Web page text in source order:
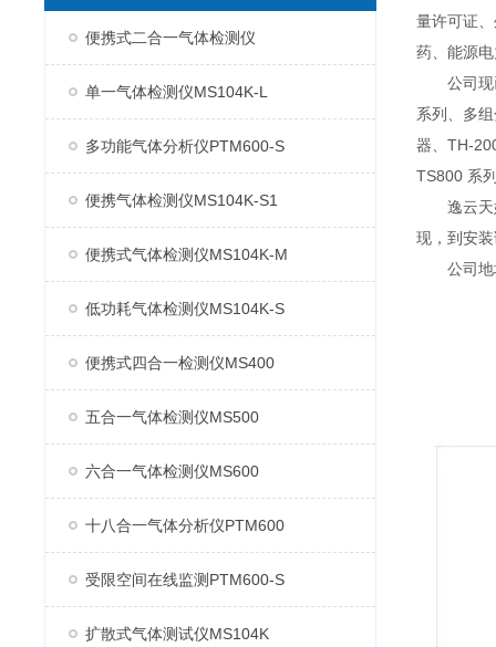
便携式二合一气体检测仪
单一气体检测仪MS104K-L
多功能气体分析仪PTM600-S
便携气体检测仪MS104K-S1
便携式气体检测仪MS104K-M
低功耗气体检测仪MS104K-S
便携式四合一检测仪MS400
五合一气体检测仪MS500
六合一气体检测仪MS600
十八合一气体分析仪PTM600
受限空间在线监测PTM600-S
扩散式气体测试仪MS104K
量许可证
药、能源
公司现已
系列、多
器、TH-
TS800 系
逸云天始
现，到安
公司地址